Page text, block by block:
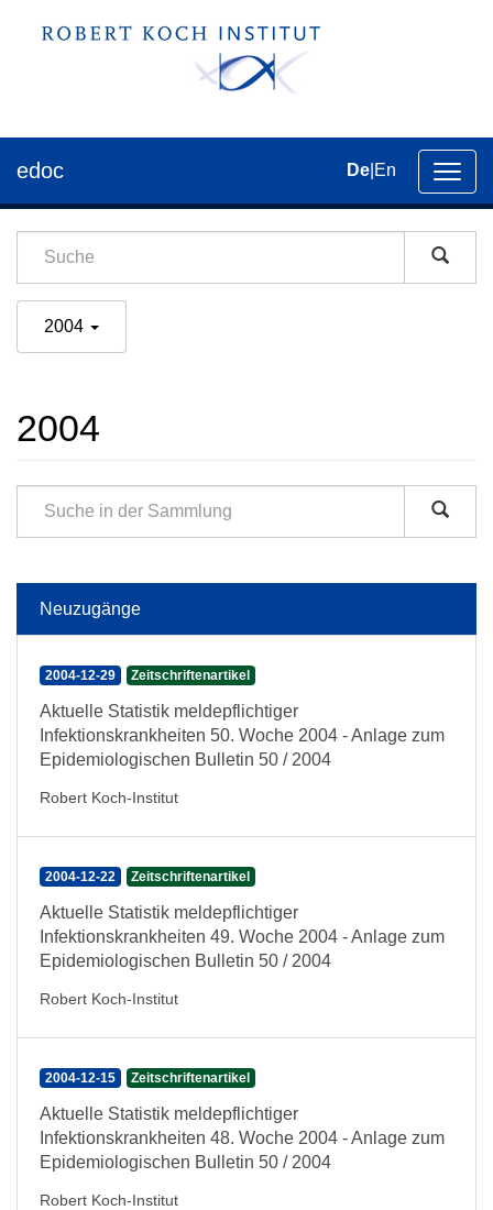
der
edoc De En
2004
2004
Neuzugänge
2004-12-29 Zeitschriftenartikel
Aktuelle Statistik meldepflichtiger
Infektionskrankheiten 50. Woche 2004 - Anlage zum
Epidemiologischen Bulletin 50 / 2004
Robert Koch-Institut
2004-12-22 Zeitschriftenartikel
Aktuelle Statistik meldepflichtiger
Infektionskrankheiten 49. Woche 2004 - Anlage zum
Epidemiologischen Bulletin 50 / 2004
Robert Koch-Institut
2004-12-15 Zeitschriftenartikel
Aktuelle Statistik meldepflichtiger
Infektionskrankheiten 48. Woche 2004 - Anlage zum
Epidemiologischen Bulletin 50 / 2004
Robert Koch-Institut